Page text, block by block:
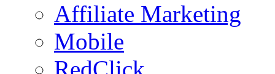
Affiliate Marketing
Mobile